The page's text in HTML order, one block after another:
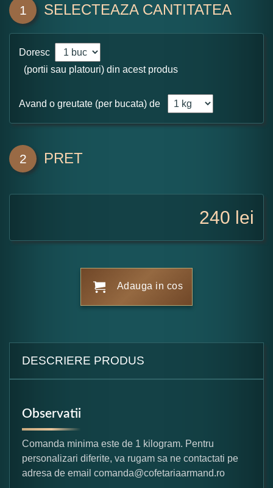
1 SELECTEAZA CANTITATEA
Doresc
(portii sau platouri) din acest produs
Avand o greutate (per bucata) de
2 PRET
240 lei
Adauga in cos
DESCRIERE PRODUS
Observatii
Comanda minima este de 1 kilogram. Pentru
personalizari diferite, va rugam sa ne contactati pe
adresa de email comanda@cofetariaarmand.ro